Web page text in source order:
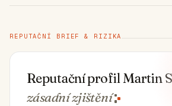
REPUTAČNÍ BRIEF & RIZIKA
Reputační profil Martin
zásadnízjištění